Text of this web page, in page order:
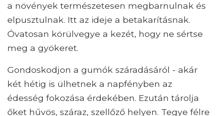
a növények természetesen megbarnulnak és
elpusztulnak. Itt az ideje a betakarításnak.
Óvatosan körülvegye a kezét, hogy ne sértse
meg a gyökeret.
Gondoskodjon a gumók száradásáról - akár
két hétig is ülhetnek a napfényben az
édesség fokozása érdekében. Ezután tárolja
őket hűvös, száraz, szellőző helyen. Tegye félre